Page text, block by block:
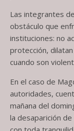
Las integrantes
obstáculo que
instituciones: no
protección,
cuando son
En el caso de
autoridades,
mañana del
la desaparición